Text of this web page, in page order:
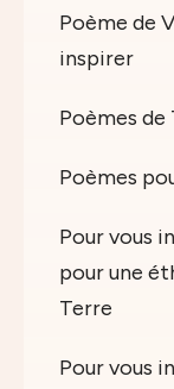
Poème de
inspirer
Poèmes de
Poèmes
Pour vous
pour une
Terre
Pour vous